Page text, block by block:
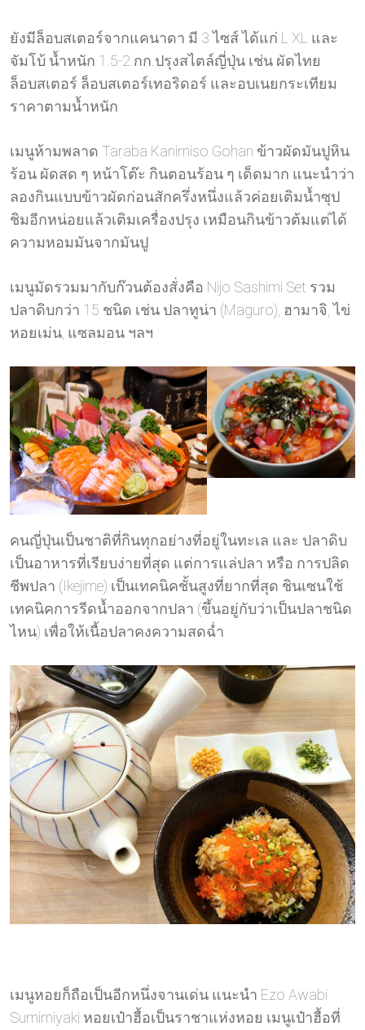
ยังมีล็อบสเตอร์จากแคนาดา มี 3 ไซส์ ได้แก่ L XL และ
จัมโบ้ น้ำหนัก 1.5-2 กก.ปรุงสไตล์ญี่ปุ่น เช่น ผัดไทย
ล็อบสเตอร์ ล็อบสเตอร์เทอริดอร์ และอบเนยกระเทียม
ราคาตามน้ำหนัก
เมนูห้ามพลาด Taraba Kanimiso Gohan ข้าวผัดมันปูหิน
ร้อน ผัดสด ๆ หน้าโต๊ะ กินตอนร้อน ๆ เด็ดมาก แนะนำว่า
ลองกินแบบข้าวผัดก่อนสักครึ่งหนึ่งแล้วค่อยเติมน้ำซุป
ชิมอีกหน่อยแล้วเติมเครื่องปรุง เหมือนกินข้าวต้มแต่ได้
ความหอมมันจากมันปู
เมนูมัดรวมมากับก๊วนต้องสั่งคือ Nijo Sashimi Set รวม
ปลาดิบกว่า 15 ชนิด เช่น ปลาทูน่า (Maguro), ฮามาจิ, ไข่
หอยเม่น, แซลมอน ฯลฯ
คนญี่ปุ่นเป็นชาติที่กินทุกอย่างที่อยู่ในทะเล และ ปลาดิบ
เป็นอาหารที่เรียบง่ายที่สุด แต่การแล่ปลา หรือ การปลิด
ชีพปลา (Ikejime) เป็นเทคนิคชั้นสูงที่ยากที่สุด ชินเซนใช้
เทคนิคการรีดน้ำออกจากปลา (ขึ้นอยู่กับว่าเป็นปลาชนิด
ไหน) เพื่อให้เนื้อปลาคงความสดฉ่ำ
เมนูหอยก็ถือเป็นอีกหนึ่งจานเด่น แนะนำ Ezo Awabi
Sumimiyaki หอยเป๋าฮื้อเป็นราชาแห่งหอย เมนูเป๋าฮื้อที่